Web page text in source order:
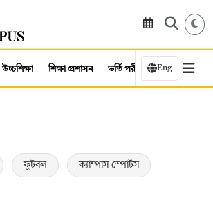
উচ্চশিক্ষা শিক্ষা প্রশাসন ভর্তি পরীক্ষা কর্মসংস্থান
Eng
ফুটবল ক্যাম্পাস স্পোর্টস